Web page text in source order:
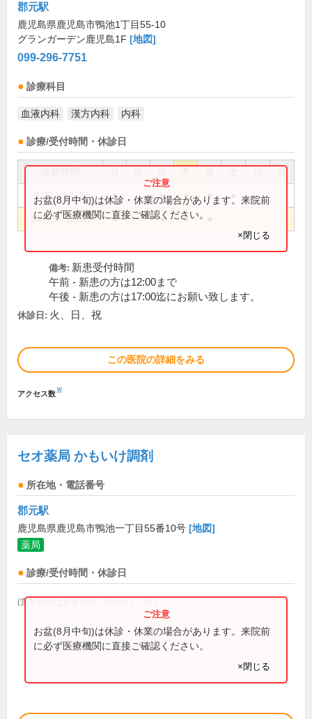
郡元駅
鹿児島県鹿児島市鴨池1丁目55-10
グランガーデン鹿児島1F [地図]
099-296-7751
診療科目
血液内科 漢方内科 内科
診療/受付時間・休診日
祝
9:00～12:30 ● ● ● ●
14:30～18:00 ● ● ●
お盆(8月中旬)は休診・休業の場合があります。来院前
に必ず医療機関に直接ご確認ください。
×閉じる
備考: 新患受付時間
午前 - 新患の方は12:00まで
午後 - 新患の方は17:00迄にお願い致します。
休診日: 火、日、祝
この医院の詳細をみる
アクセス数※
セオ薬局 かもいけ調剤
所在地・電話番号
郡元駅
鹿児島県鹿児島市鴨池一丁目55番10号 [地図]
薬局
診療/受付時間・休診日
(営業時間は直接お問い合わせください)
お盆(8月中旬)は休診・休業の場合があります。来院前
に必ず医療機関に直接ご確認ください。
×閉じる